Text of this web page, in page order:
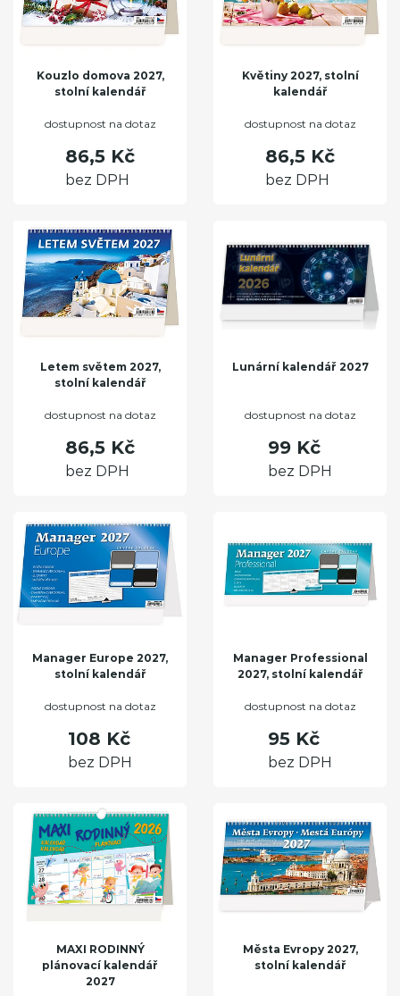
Kouzlo domova 2027,
stolní kalendář
dostupnost na dotaz
86,5 Kč
bez DPH
Květiny 2027, stolní
kalendář
dostupnost na dotaz
86,5 Kč
bez DPH
Letem světem 2027,
stolní kalendář
dostupnost na dotaz
86,5 Kč
bez DPH
Lunární kalendář 2027
dostupnost na dotaz
99 Kč
bez DPH
Manager Europe 2027,
stolní kalendář
dostupnost na dotaz
108 Kč
bez DPH
Manager Professional
2027, stolní kalendář
dostupnost na dotaz
95 Kč
bez DPH
MAXI RODINNÝ
plánovací kalendář
2027
Města Evropy 2027,
stolní kalendář